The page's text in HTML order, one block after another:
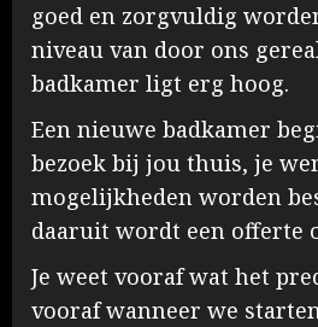
goed en zorgvuldig
niveau van door ons
badkamer ligt erg hoog.
Een nieuwe badkamer
bezoek bij jou thuis, je
mogelijkheden worden
daaruit wordt een offerte
Je weet vooraf wat het
vooraf wanneer we